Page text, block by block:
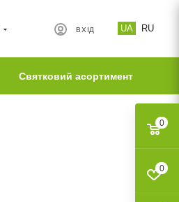
UA RU
ВХІД
Святковий асортимент
0
0